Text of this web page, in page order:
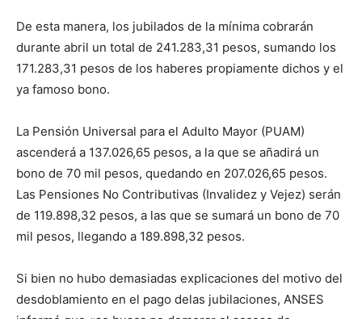
De esta manera, los jubilados de la mínima cobrarán
durante abril un total de 241.283,31 pesos, sumando los
171.283,31 pesos de los haberes propiamente dichos y el
ya famoso bono.
La Pensión Universal para el Adulto Mayor (PUAM)
ascenderá a 137.026,65 pesos, a la que se añadirá un
bono de 70 mil pesos, quedando en 207.026,65 pesos.
Las Pensiones No Contributivas (Invalidez y Vejez) serán
de 119.898,32 pesos, a las que se sumará un bono de 70
mil pesos, llegando a 189.898,32 pesos.
Si bien no hubo demasiadas explicaciones del motivo del
desdoblamiento en el pago delas jubilaciones, ANSES